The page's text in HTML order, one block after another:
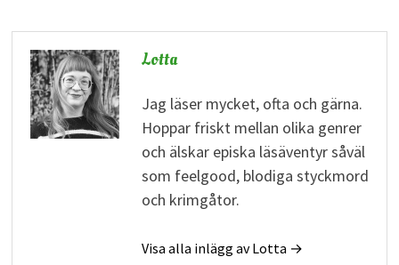
Lotta
Jag läser mycket, ofta och gärna.
Hoppar friskt mellan olika genrer
och älskar episka läsäventyr såväl
som feelgood, blodiga styckmord
och krimgåtor.
Visa alla inlägg av Lotta →